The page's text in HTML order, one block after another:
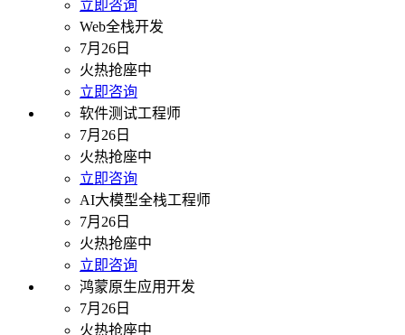
立即咨询
Web全栈开发
7月26日
火热抢座中
立即咨询
软件测试工程师
7月26日
火热抢座中
立即咨询
AI大模型全栈工程师
7月26日
火热抢座中
立即咨询
鸿蒙原生应用开发
7月26日
火热抢座中